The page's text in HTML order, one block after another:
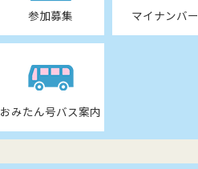
参加募集 マイナンバー
おみたん号バス案内